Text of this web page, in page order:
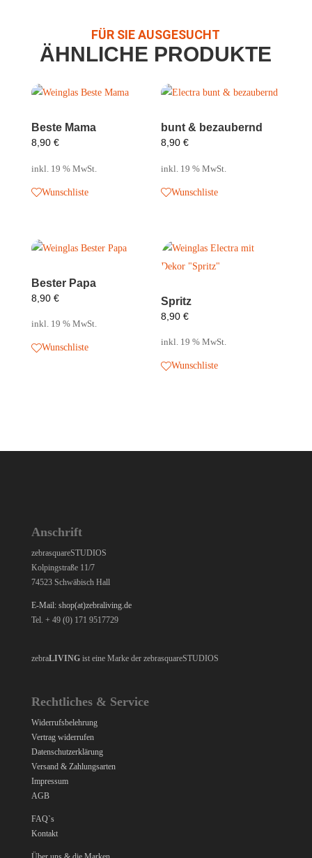
FÜR SIE AUSGESUCHT
ÄHNLICHE PRODUKTE
Beste Mama
8,90 €
inkl. 19 % MwSt.
Wunschliste
bunt & bezaubernd
8,90€
inkl. 19 % MwSt.
Wunschliste
Bester Papa
8,90 €
inkl. 19 % MwSt.
Wunschliste
Spritz
8,90€
inkl. 19 % MwSt.
Wunschliste
Anschrift
zebrasquareSTUDIOS
Kolpingstraße 11/7
74523 Schwäbisch Hall
E-Mail: shop(at)zebraliving.de
Tel. + 49 (0) 171 9517729
zebraLIVINGist eine Marke der zebrasquareSTUDIOS
Rechtliches & Service
Widerrufsbelehrung
Vertrag widerrufen
Datenschutzerklärung
Versand & Zahlungsarten
Impressum
AGB
FAQ`s
Kontakt